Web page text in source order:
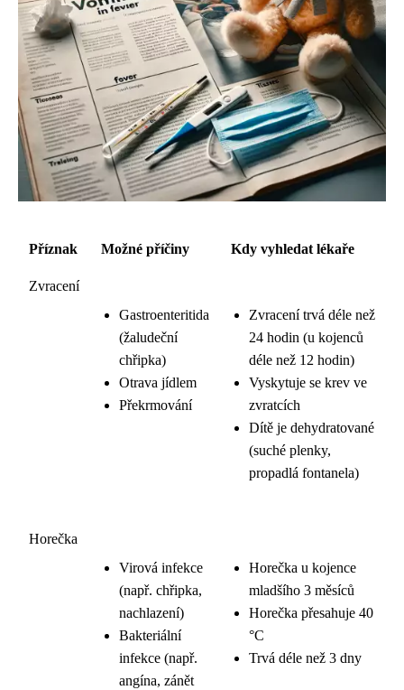
Příznak Možné příčiny Kdy vyhledat lékaře
Zvracení
Gastroenteritida
(žaludeční
chřipka)
Otrava jídlem
Překrmování
Zvracení trvá déle než
24 hodin (u kojenců
déle než 12 hodin)
Vyskytuje se krev ve
zvratcích
Dítě je dehydratované
(suché plenky,
propadlá fontanela)
Horečka
Virová infekce
(např. chřipka,
nachlazení)
Bakteriální
infekce (např.
angína, zánět
Horečka u kojence
mladšího 3 měsíců
Horečka přesahuje 40
°C
Trvá déle než 3 dny